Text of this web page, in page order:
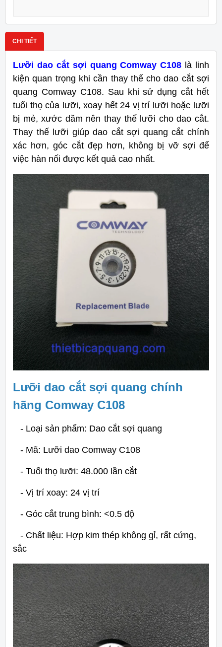
CHI TIẾT
Lưỡi dao cắt sợi quang Comway C108 là linh
kiện quan trọng khi cần thay thế cho dao cắt sợi
quang Comway C108. Sau khi sử dụng cắt hết
tuổi thọ của lưỡi, xoay hết 24 vị trí lưỡi hoặc lưỡi
bị mẻ, xước dăm nên thay thế lưỡi cho dao cắt.
Thay thế lưỡi giúp dao cắt sợi quang cắt chính
xác hơn, góc cắt đẹp hơn, không bị vỡ sợi để
việc hàn nối được kết quả cao nhất.
Lưỡi dao cắt sợi quang chính
hãng Comway C108
- Loại sản phẩm: Dao cắt sợi quang
- Mã: Lưỡi dao Comway C108
- Tuổi thọ lưỡi: 48.000 lần cắt
- Vị trí xoay: 24 vị trí
- Góc cắt trung bình: <0.5 độ
- Chất liệu: Hợp kim thép không gỉ, rất cứng,
sắc